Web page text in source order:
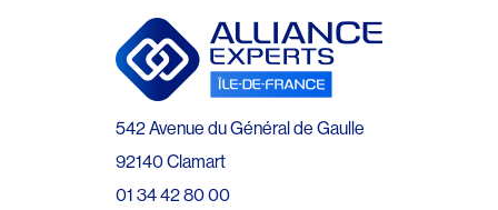
542 Avenue du Général de Gaulle
92140 Clamart
01 34 42 80 00